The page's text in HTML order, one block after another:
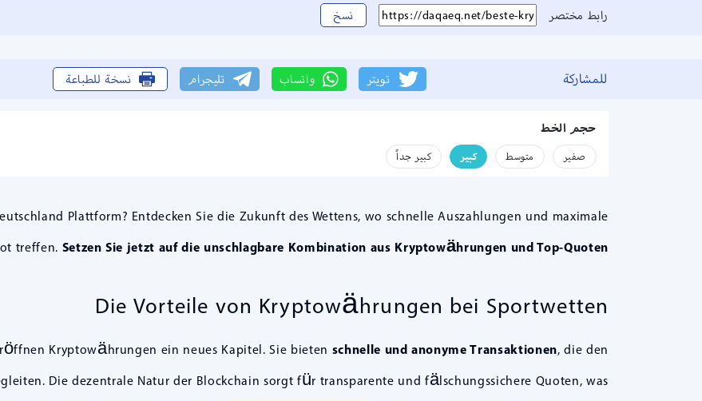
رابط مختصر نسخ
للمشاركة تويتر واتساب تليجرام نسخة للطباعة
حجم الخط
صفير متوسط كبير كبير جداً
Plattform? Entdecken Sie die Zukunft des Wettens, wo schnelle Auszahlungen und maximale
treffen. Setzen Sie jetzt auf die unschlagbare Kombination aus Kryptowährungen und Top-Quoten.
Die Vorteile von Kryptowährungen bei Sportwetten
Kryptowährungen ein neues Kapitel. Sie bieten schnelle und anonyme Transaktionen, die den
Die dezentrale Natur der Blockchain sorgt für transparente und fälschungssichere Quoten, was